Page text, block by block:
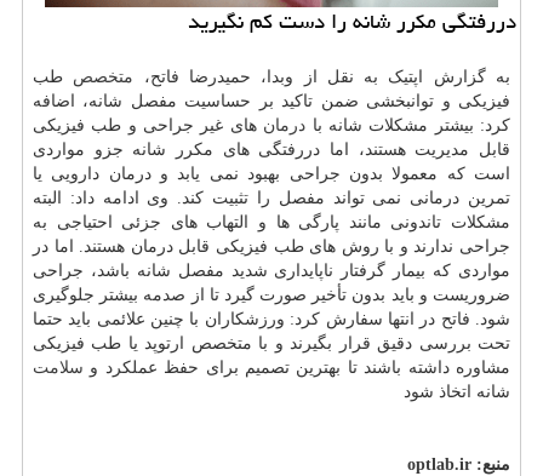
دررفتگی مکرر شانه را دست کم نگیرید
به گزارش اپتیک به نقل از وبدا، حمیدرضا فاتح، متخصص طب
فیزیکی و توانبخشی ضمن تاکید بر حساسیت مفصل شانه، اضافه
کرد: بیشتر مشکلات شانه با درمان های غیر جراحی و طب فیزیکی
قابل مدیریت هستند، اما دررفتگی های مکرر شانه جزو مواردی
است که معمولا بدون جراحی بهبود نمی یابد و درمان دارویی یا
تمرین درمانی نمی تواند مفصل را تثبیت کند. وی ادامه داد: البته
مشکلات تاندونی مانند پارگی ها و التهاب های جزئی احتیاجی به
جراحی ندارند و با روش های طب فیزیکی قابل درمان هستند. اما در
مواردی که بیمار گرفتار ناپایداری شدید مفصل شانه باشد، جراحی
ضروریست و باید بدون تأخیر صورت گیرد تا از صدمه بیشتر جلوگیری
شود. فاتح در انتها سفارش کرد: ورزشکاران با چنین علائمی باید حتما
تحت بررسی دقیق قرار بگیرند و با متخصص ارتوپد یا طب فیزیکی
مشاوره داشته باشند تا بهترین تصمیم برای حفظ عملکرد و سلامت
شانه اتخاذ شود
منبع: optlab.ir